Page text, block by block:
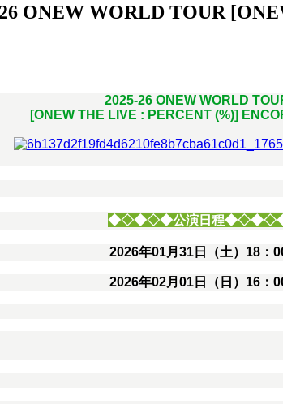
26 ONEW WORLD TOUR
2025-26 ONEW WORLD
[ONEW THE LIVE : PERCENT (%)]
◆◇◆◇◆公演日程
2026年01月31日（土）18：
2026年02月01日（日）16：